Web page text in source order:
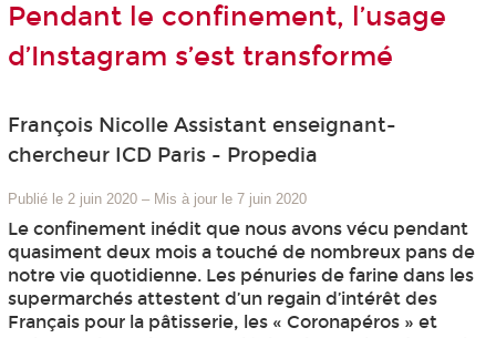
Pendant le confinement, l’usage
d’Instagram s’est transformé
François Nicolle Assistant enseignant-
chercheur ICD Paris - Propedia
Publié le 2 juin 2020 – Mis à jour le 7 juin 2020
Le confinement inédit que nous avons vécu pendant
quasiment deux mois a touché de nombreux pans de
notre vie quotidienne. Les pénuries de farine dans les
supermarchés attestent d’un regain d’intérêt des
Français pour la pâtisserie, les « Coronapéros » et